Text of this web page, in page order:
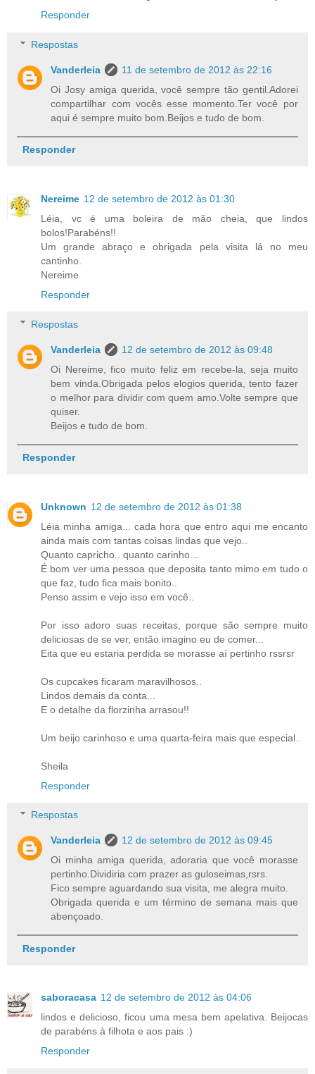
Responder
Respostas
Vanderleia
11 de setembro de 2012 às 22:16
Oi Josy amiga querida, você sempre tão gentil.Adorei
compartilhar com vocês esse momento.Ter você por
aqui é sempre muito bom.Beijos e tudo de bom.
Responder
Nereime 12 de setembro de 2012 às 01:30
Léia, vc é uma boleira de mão cheia, que lindos
bolos!Parabéns!!
Um grande abraço e obrigada pela visita lá no meu
cantinho.
Nereime
Responder
Respostas
Vanderleia
12 de setembro de 2012 às 09:48
Oi Nereime, fico muito feliz em recebe-la, seja muito
bem vinda.Obrigada pelos elogios querida, tento fazer
o melhor para dividir com quem amo.Volte sempre que
quiser.
Beijos e tudo de bom.
Responder
Unknown 12 de setembro de 2012 às 01:38
Léia minha amiga... cada hora que entro aqui me encanto
ainda mais com tantas coisas lindas que vejo..
Quanto capricho.. quanto carinho...
É bom ver uma pessoa que deposita tanto mimo em tudo o
que faz, tudo fica mais bonito..
Penso assim e vejo isso em você..
Por isso adoro suas receitas, porque são sempre muito
deliciosas de se ver, então imagino eu de comer...
Eita que eu estaria perdida se morasse aí pertinho rssrsr
Os cupcakes ficaram maravilhosos..
Lindos demais da conta...
E o detalhe da florzinha arrasou!!
Um beijo carinhoso e uma quarta-feira mais que especial..
Sheila
Responder
Respostas
Vanderleia
12 de setembro de 2012 às 09:45
Oi minha amiga querida, adoraria que você morasse
pertinho.Dividiria com prazer as guloseimas,rsrs.
Fico sempre aguardando sua visita, me alegra muito.
Obrigada querida e um término de semana mais que
abençoado.
Responder
saboracasa 12 de setembro de 2012 às 04:06
lindos e delicioso, ficou uma mesa bem apelativa. Beijocas
de parabéns à filhota e aos pais :)
Responder